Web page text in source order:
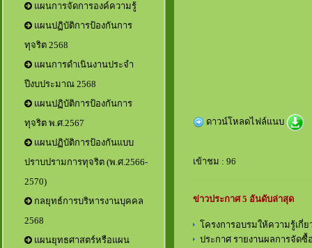
แผนการจัดการองค์ความรู้
แผนปฏิบัติการป้องกันการ
ทุจริต 2568
แผนการดำเนินงานประจำ
ปีงบประมาณ 2568
แผนปฏิบัติการป้องกันการ
ทุจริต พ.ศ.2567
แผนปฏิบัติการป้องกันแบบ
ปราบปรามการทุจริต (พ.ศ.2566-
2570)
กลยุทธ์การบริหารงานบุคคล
2568
แผนยุทธศาสตร์หรือแผน
ดาวน์โหลดไฟล์แนบ
เข้าชม : 96
ข่าวประกาศ 5 อันดับล่าสุด
โครงการอบรมให้ความรู้เกี่
ประกาศ รายงานผลการจัดซื้